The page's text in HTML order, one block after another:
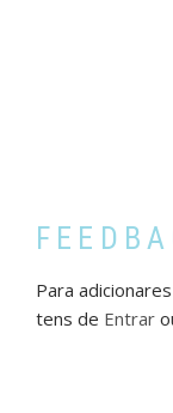
Para
tens de Entrar